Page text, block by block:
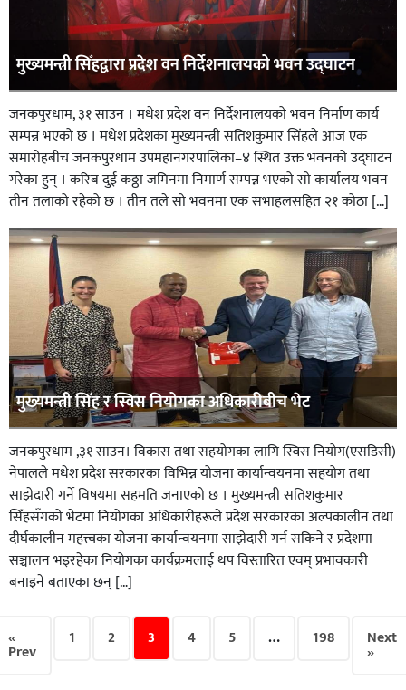
मुख्यमन्त्री सिँहद्वारा प्रदेश वन निर्देशनालयको भवन उद्घाटन
जनकपुरधाम, ३१ साउन । मधेश प्रदेश वन निर्देशनालयको भवन निर्माण कार्य
सम्पन्न भएको छ । मधेश प्रदेशका मुख्यमन्त्री सतिशकुमार सिंहले आज एक
समारोहबीच जनकपुरधाम उपमहानगरपालिका–४ स्थित उक्त भवनको उद्घाटन
गरेका हुन् । करिब दुई कठ्ठा जमिनमा निमार्ण सम्पन्न भएको सो कार्यालय भवन
तीन तलाको रहेको छ । तीन तले सो भवनमा एक सभाहलसहित २१ कोठा […]
मुख्यमन्त्री सिँह र स्विस नियोगका अधिकारीबीच भेट
जनकपुरधाम ,३१ साउन। विकास तथा सहयोगका लागि स्विस नियोग(एसडिसी)
नेपालले मधेश प्रदेश सरकारका विभिन्न योजना कार्यान्वयनमा सहयोग तथा
साझेदारी गर्ने विषयमा सहमति जनाएको छ । मुख्यमन्त्री सतिशकुमार
सिँहसँगको भेटमा नियोगका अधिकारीहरूले प्रदेश सरकारका अल्पकालीन तथा
दीर्घकालीन महत्त्वका योजना कार्यान्वयनमा साझेदारी गर्न सकिने र प्रदेशमा
सञ्चालन भइरहेका नियोगका कार्यक्रमलाई थप विस्तारित एवम् प्रभावकारी
बनाइने बताएका छन् […]
«
Prev
1 2 3 4 5 … 198 Next
»